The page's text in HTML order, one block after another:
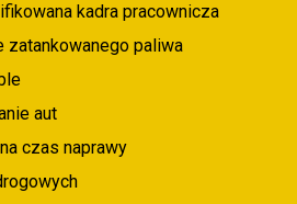
kadra pracownicza
zatankowanego paliwa
aut
czas naprawy